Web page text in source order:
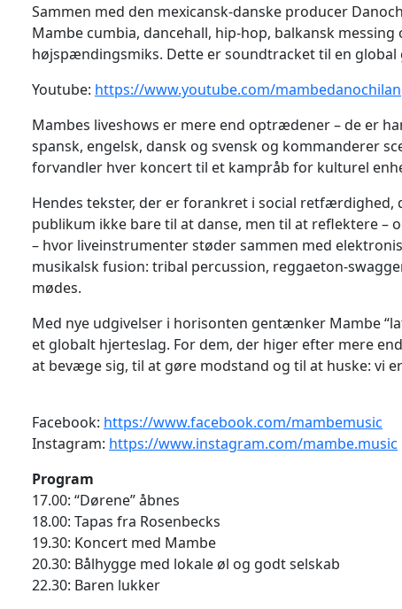
Sammen med den mexicansk-danske producer
Mambe cumbia, dancehall, hip-hop, balkansk
højspændingsmiks. Dette er soundtracket til en
Youtube: https://www.youtube.com/
Mambes liveshows er mere end optrædener – de er
spansk, engelsk, dansk og svensk og kommanderer
forvandler hver koncert til et kampråb for kulturel
Hendes tekster, der er forankret i social
publikum ikke bare til at danse, men til at reflektere
– hvor liveinstrumenter støder sammen med
musikalsk fusion: tribal percussion, reggaeton-
mødes.
Med nye udgivelser i horisonten gentænker Mambe
et globalt hjerteslag. For dem, der higer efter mere
at bevæge sig, til at gøre modstand og til at huske: vi
Facebook: https://www.facebook.com/mambemusic
Instagram: https://www.instagram.com/mambe.music
Program
17.00: “Dørene” åbnes
18.00: Tapas fra Rosenbecks
19.30: Koncert med Mambe
20.30: Bålhygge med lokale øl og godt selskab
22.30: Baren lukker